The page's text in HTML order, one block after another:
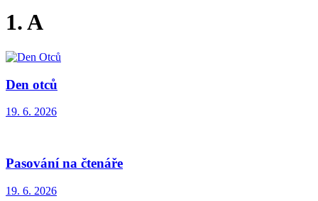
1. A
Den otců
19. 6. 2026
Pasování na čtenáře
19. 6. 2026